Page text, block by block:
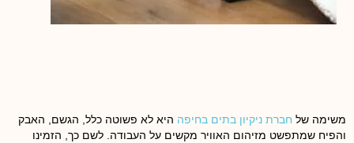
משימה של חברת ניקיון בתים בחיפה היא לא פשוטה כלל, הגשם, האבק
והפיח שמתפשט מזיהום האוויר מקשים על העבודה. לשם כך, הזמינו